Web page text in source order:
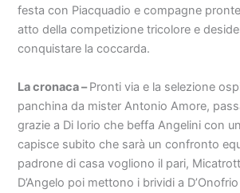
festa con Piacquadio e compagne
atto della competizione tricolore e
conquistare la coccarda.
La cronaca –Pronti via e la selezione
panchina da mister Antonio Amore,
grazie a Di Iorio che beffa Angelini con
capisce subito che sarà un confronto
padrone di casa vogliono il pari,
D’Angelo poi mettono i brividi a